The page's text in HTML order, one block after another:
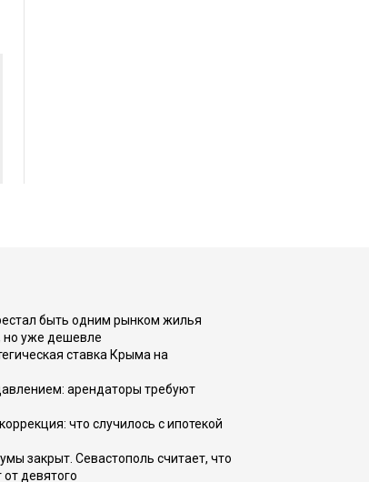
быть одним рынком жилья
но уже дешевле
ставка Крыма на
арендаторы требуют
что случилось с ипотекой
закрыт. Севастополь считает, что
девятого